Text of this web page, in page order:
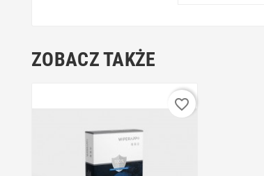
ZOBACZ TAKŻE
favorite_border